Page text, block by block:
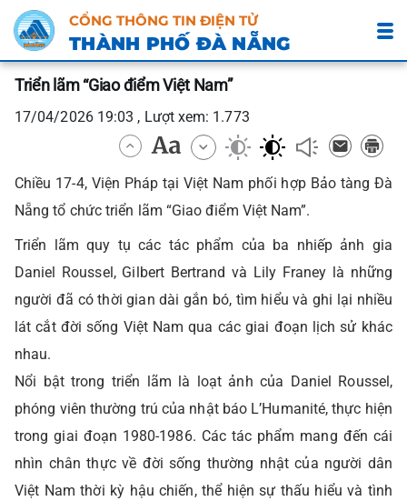
CỔNG THÔNG TIN ĐIỆN TỬ
THÀNH PHỐ ĐÀ NẴNG
Triển lãm “Giao điểm Việt Nam”
17/04/2026 19:03 , Lượt xem: 1.773
Chiều 17-4, Viện Pháp tại Việt Nam phối hợp Bảo tàng Đà
Nẵng tổ chức triển lãm “Giao điểm Việt Nam”.
Triển lãm quy tụ các tác phẩm của ba nhiếp ảnh gia
Daniel Roussel, Gilbert Bertrand và Lily Franey là những
người đã có thời gian dài gắn bó, tìm hiểu và ghi lại nhiều
lát cắt đời sống Việt Nam qua các giai đoạn lịch sử khác
nhau.
Nổi bật trong triển lãm là loạt ảnh của Daniel Roussel,
phóng viên thường trú của nhật báo L’Humanité, thực hiện
trong giai đoạn 1980-1986. Các tác phẩm mang đến cái
nhìn chân thực về đời sống thường nhật của người dân
Việt Nam thời kỳ hậu chiến, thể hiện sự thấu hiểu và tình